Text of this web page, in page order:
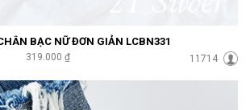
BẠC NỮ ĐƠN GIẢN LCBN331
319.000 ₫ 11714